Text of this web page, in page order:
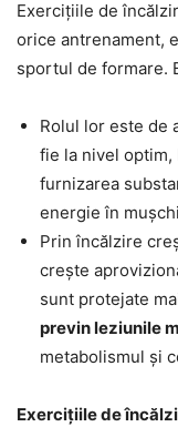
Exercițiile de
orice antrenament,
sportul de formare.
Rolul lor este de
fie la nivel optim,
furnizarea
energie în
Prin încălzire
crește
sunt protejate
previn leziunile
metabolismul și
Exercițiile de